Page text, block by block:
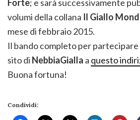
Forte; e sarà successivamente
volumi della collana Il Giallo
mese di febbraio 2015.
Il bando completo per partecipare
sito di NebbiaGialla a questo
Buona fortuna!
Condividi: